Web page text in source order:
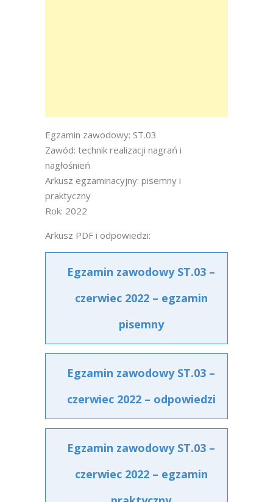
Egzamin zawodowy: ST.03
Zawód: technik realizacji nagrań i
nagłośnień
Arkusz egzaminacyjny: pisemny i
praktyczny
Rok: 2022
Arkusz PDF i odpowiedzi:
Egzamin zawodowy ST.03 –
czerwiec 2022 – egzamin
pisemny
Egzamin zawodowy ST.03 –
czerwiec 2022 – odpowiedzi
Egzamin zawodowy ST.03 –
czerwiec 2022 – egzamin